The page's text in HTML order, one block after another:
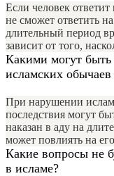
Если человек
не сможет ответить
длительный период
зависит от того,
Какими могут
исламских
При нарушении
последствия могут
наказан в аду на
может повлиять на
Какие вопросы не
в исламе?